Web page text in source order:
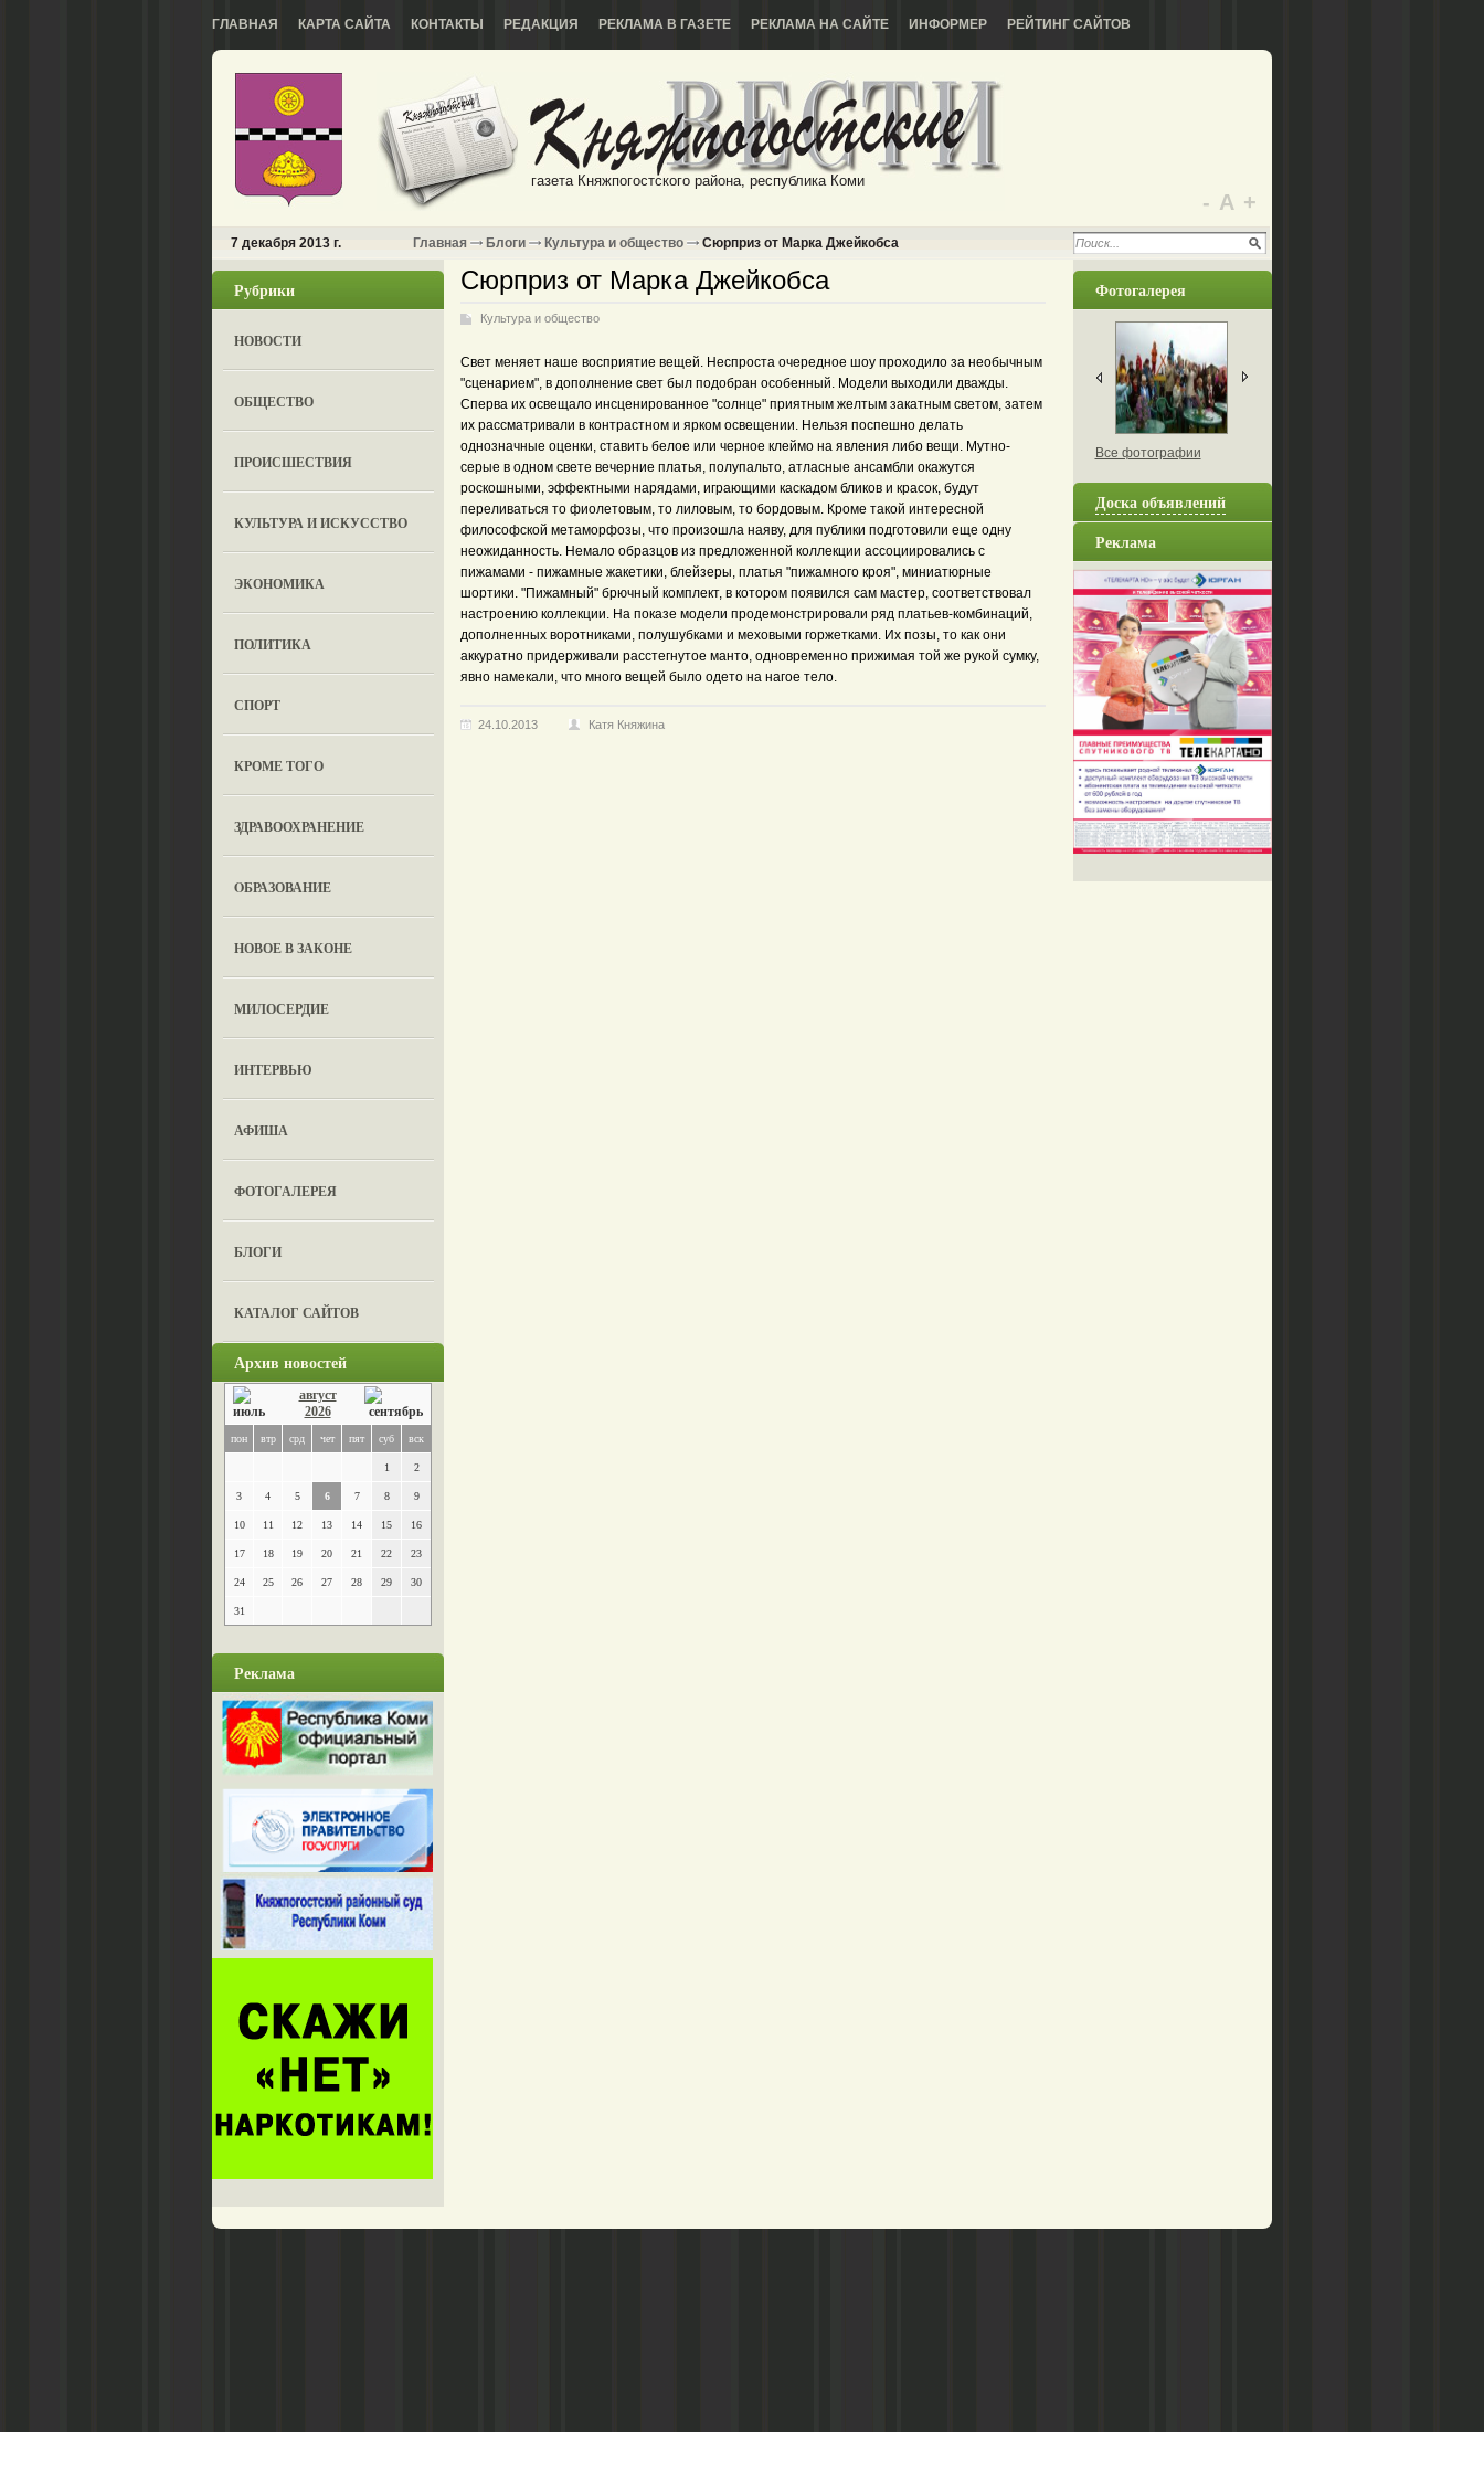
ГЛАВНАЯ КАРТА САЙТА КОНТАКТЫ РЕДАКЦИЯ РЕКЛАМА В ГАЗЕТЕ РЕКЛАМА НА САЙТЕ ИНФОРМЕР РЕЙТИНГ САЙТОВ
газета Княжпогостского района, республика Коми
- А +
7 декабря 2013 г. Главная Блоги Культура и общество Сюрприз от Марка Джейкобса
Рубрики
НОВОСТИ
ОБЩЕСТВО
ПРОИСШЕСТВИЯ
КУЛЬТУРА И ИСКУССТВО
ЭКОНОМИКА
ПОЛИТИКА
СПОРТ
КРОМЕ ТОГО
ЗДРАВООХРАНЕНИЕ
OБРАЗОВАНИЕ
НОВОЕ В ЗАКОНЕ
МИЛОСЕРДИЕ
ИНТЕРВЬЮ
АФИША
ФОТОГАЛЕРЕЯ
БЛОГИ
КАТАЛОГ САЙТОВ
Архив новостей
август
2026
пон втр срд чет пят суб вск
1 2
3 4 5 6 7 8 9
10 11 12 13 14 15 16
17 18 19 20 21 22 23
24 25 26 27 28 29 30
31
Реклама
Сюрприз от Марка Джейкобса
Культура и общество
Свет меняет наше восприятие вещей. Неспроста очередное шоу проходило за необычным
"сценарием", в дополнение свет был подобран особенный. Модели выходили дважды.
Сперва их освещало инсценированное "солнце" приятным желтым закатным светом, затем
их рассматривали в контрастном и ярком освещении. Нельзя поспешно делать
однозначные оценки, ставить белое или черное клеймо на явления либо вещи. Мутно-
серые в одном свете вечерние платья, полупальто, атласные ансамбли окажутся
роскошными, эффектными нарядами, играющими каскадом бликов и красок, будут
переливаться то фиолетовым, то лиловым, то бордовым. Кроме такой интересной
философской метаморфозы, что произошла наяву, для публики подготовили еще одну
неожиданность. Немало образцов из предложенной коллекции ассоциировались с
пижамами - пижамные жакетики, блейзеры, платья "пижамного кроя", миниатюрные
шортики. "Пижамный" брючный комплект, в котором появился сам мастер, соответствовал
настроению коллекции. На показе модели продемонстрировали ряд платьев-комбинаций,
дополненных воротниками, полушубками и меховыми горжетками. Их позы, то как они
аккуратно придерживали расстегнутое манто, одновременно прижимая той же рукой сумку,
явно намекали, что много вещей было одето на нагое тело.
24.10.2013 Катя Княжина
Фотогалерея
Все фотографии
Доска объявлений
Реклама